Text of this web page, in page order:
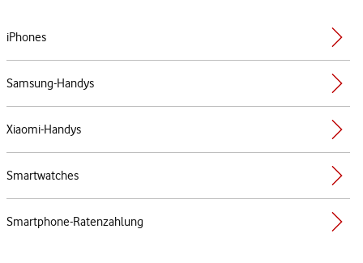
iPhones
Samsung-Handys
Xiaomi-Handys
Smartwatches
Smartphone-Ratenzahlung